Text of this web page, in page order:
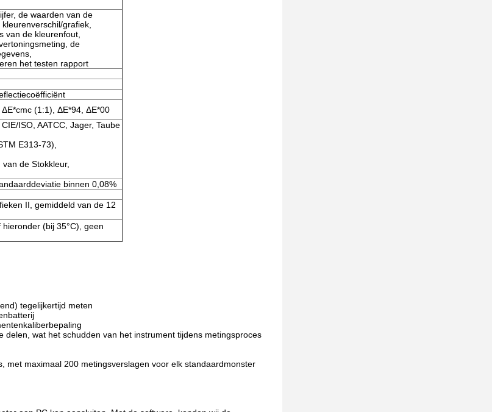
de waarden van de
grafiek,
van de kleurenfout,
de
het testen rapport
(1:1), ΔE*94, ΔE*00
ISO, AATCC, Jager, Taube
E313-73),
de Stokkleur,
binnen 0,08%
II, gemiddeld van de 12
(bij 35°C), geen
tegelijkertijd meten
wat het schudden van het instrument tijdens metingsproces
maximaal 200 metingsverslagen voor elk standaardmonster